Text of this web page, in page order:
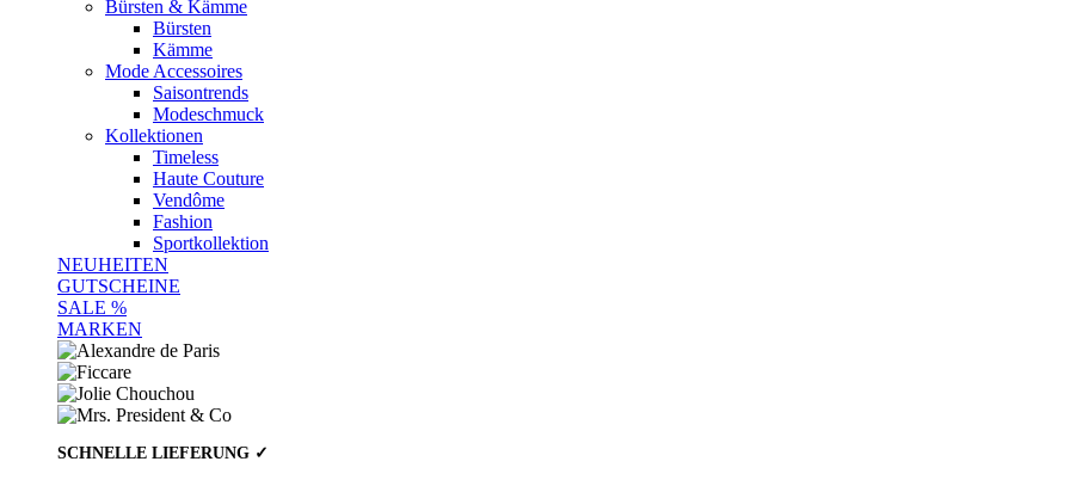
Bürsten & Kämme
Bürsten
Kämme
Mode Accessoires
Saisontrends
Modeschmuck
Kollektionen
Timeless
Haute Couture
Vendôme
Fashion
Sportkollektion
NEUHEITEN
GUTSCHEINE
SALE %
MARKEN
SCHNELLE LIEFERUNG ✓